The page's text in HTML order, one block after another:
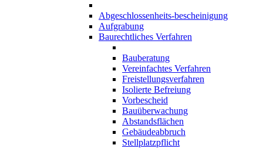
Abgeschlossenheits-bescheinigung
Aufgrabung
Baurechtliches Verfahren
Bauberatung
Vereinfachtes Verfahren
Freistellungsverfahren
Isolierte Befreiung
Vorbescheid
Bauüberwachung
Abstandsflächen
Gebäudeabbruch
Stellplatzpflicht